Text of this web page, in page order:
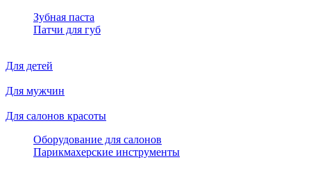
Зубная паста
Патчи для губ
Для детей
Для мужчин
Для салонов красоты
Оборудование для салонов
Парикмахерские инструменты